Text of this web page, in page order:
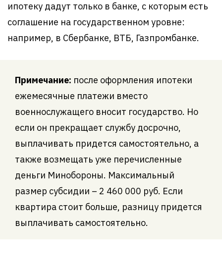
ипотеку дадут только в банке, с которым есть
соглашение на государственном уровне:
например, в Сбербанке, ВТБ, Газпромбанке.
Примечание: после оформления ипотеки
ежемесячные платежи вместо
военнослужащего вносит государство. Но
если он прекращает службу досрочно,
выплачивать придется самостоятельно, а
также возмещать уже перечисленные
деньги Минобороны. Максимальный
размер субсидии – 2 460 000 руб. Если
квартира стоит больше, разницу придется
выплачивать самостоятельно.